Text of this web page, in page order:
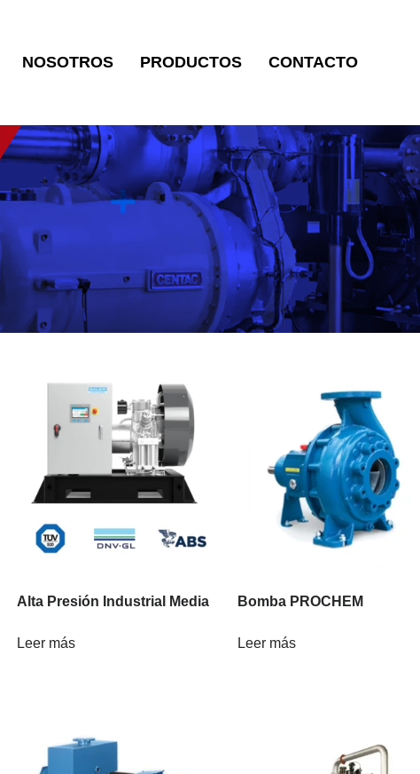
NOSOTROS PRODUCTOS CONTACTO
Alta Presión Industrial Media
Leer más
Bomba PROCHEM
Leer más